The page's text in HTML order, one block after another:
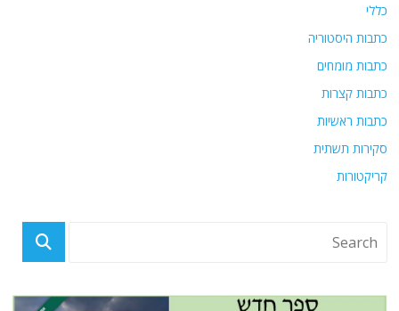
כללי
כתבות היסטוריה
כתבות מומחים
כתבות קצרות
כתבות ראשיות
סקירות תשתית
קריקטורות